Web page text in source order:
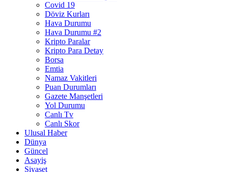
Covid 19
Döviz Kurları
Hava Durumu
Hava Durumu #2
Kripto Paralar
Kripto Para Detay
Borsa
Emtia
Namaz Vakitleri
Puan Durumları
Gazete Manşetleri
Yol Durumu
Canlı Tv
Canlı Skor
Ulusal Haber
Dünya
Güncel
Asayiş
Siyaset